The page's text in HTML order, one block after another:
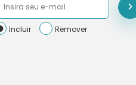
Incluir Remover